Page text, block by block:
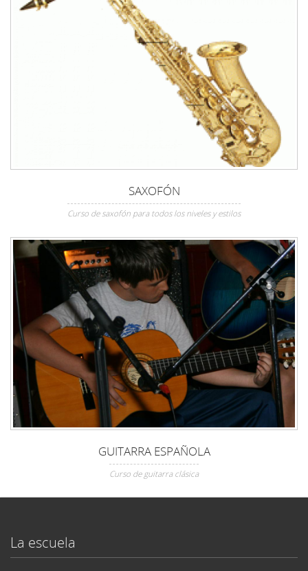
SAXOFÓN
Curso de saxofón para todos los niveles y estilos
GUITARRA ESPAÑOLA
Curso de guitarra clásica
La escuela